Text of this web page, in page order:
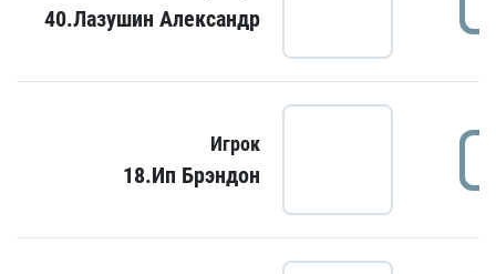
40.Лазушин Александр
Игрок
18.Ип Брэндон